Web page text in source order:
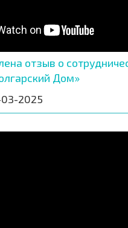
отзыв о
Дом»
03-2025